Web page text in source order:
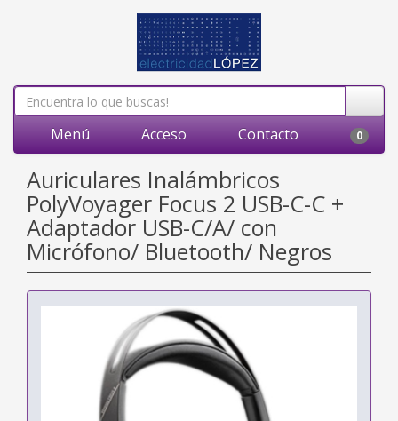
Menú Acceso Contacto 0
Auriculares Inalámbricos
PolyVoyager Focus 2 USB-C-C +
Adaptador USB-C/A/ con
Micrófono/ Bluetooth/ Negros